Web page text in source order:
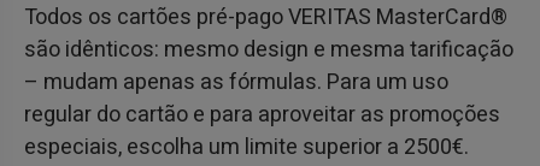
Todos os cartões pré-pago VERITAS MasterCard®
são idênticos: mesmo design e mesma tarificação
– mudam apenas as fórmulas. Para um uso
regular do cartão e para aproveitar as promoções
especiais, escolha um limite superior a 2500€.